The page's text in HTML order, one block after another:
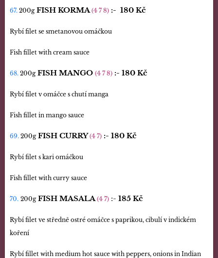
67. 200g FISH KORMA(4 7 8) :- 180 Kč
Rybí filet se smetanovou omáčkou
Fish fillet with cream sauce
68. 200g FISH MANGO (4 7 8) :- 180 Kč
Rybí filet v omáčce s chutí manga
Fish fillet in mango sauce
69. 200g FISH CURRY(4 7) :- 180 Kč
Rybí filet s kari omáčkou
Fish fillet with curry sauce
70. 200g FISH MASALA(4 7) :- 185 Kč
Rybí filet ve středně ostré omáčce s paprikou, cibulí v indickém
koření
Rybí fillet with medium hot sauce with peppers, onions in Indian